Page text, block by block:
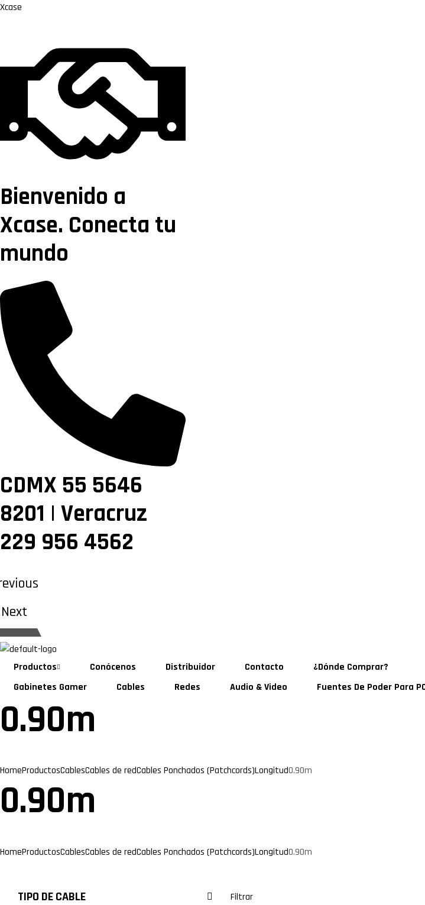
Xcase
Bienvenido a
Xcase. Conecta tu
mundo
CDMX 55 5646
8201 | Veracruz
229 956 4562
Next
Productos Conócenos Distribuidor Contacto ¿Dónde Comprar?
Gabinetes Gamer Cables Redes Audio & Video Fuentes De Poder Para
0.90m
HomeProductosCablesCables de redCables Ponchados (Patchcords)Longitud0.90m
0.90m
HomeProductosCablesCables de redCables Ponchados (Patchcords)Longitud0.90m
Filtrar
TIPO DE CABLE